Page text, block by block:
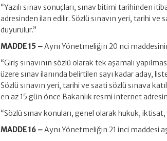
“Yazılı sınav sonuçları, sınav bitimi tarihinden
adresinden ilan edilir. Sözlü sınavın yeri, tarihi
duyurulur.”
MADDE 15 –Aynı Yönetmeliğin 20 nci
“Giriş sınavının sözlü olarak tek aşamalı
üzere sınav ilanında belirtilen sayı kadar aday,
Sözlü sınavın yeri, tarihi ve saati sözlü sınava
en az 15 gün önce Bakanlık resmi internet
“Sözlü sınav konuları, genel olarak hukuk,
MADDE 16 –Aynı Yönetmeliğin 21 inci maddesi